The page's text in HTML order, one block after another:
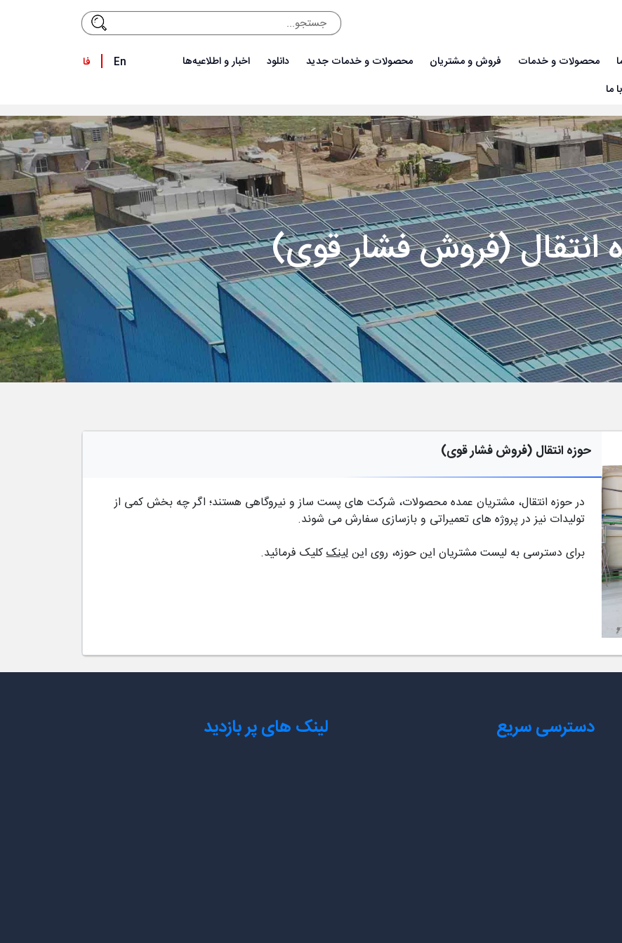
محصولات و خدمات فروش و مشتریان محصولات و خدمات جدید دانلود
اخبار و اطلاعیه‌ها
ما
En فا
انتقال (فروش فشار قوی)
حوزه انتقال (فروش فشار قوی)
در حوزه انتقال، مشتریان عمده محصولات، شرکت های پست ساز و نیروگاهی هستند؛ اگر چه بخش کمی از
تولیدات نیز در پروژه های تعمیراتی و بازسازی سفارش می شوند.
برای دسترسی به لیست مشتریان این حوزه، روی اینلینککلیک فرمائید.
دسترسی سریع لینک های پر بازدید